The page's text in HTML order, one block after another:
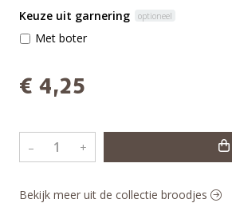
Keuze uit garnering optioneel
Met boter
€ 4,25
– +
Bekijk meer uit de collectie broodjes